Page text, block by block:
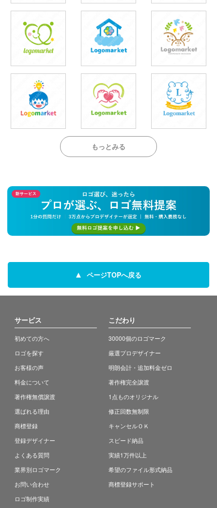
もっとみる
ページTOPへ戻る
サービス
初めての方へ
ロゴを探す
お客様の声
料金について
著作権無償譲渡
選ばれる理由
商標登録
登録デザイナー
よくある質問
業界別ロゴマーク
お問い合わせ
ロゴ制作実績
こだわり
30000個のロゴマーク
厳選プロデザイナー
明朗会計・追加料金ゼロ
著作権完全譲渡
1点ものオリジナル
修正回数無制限
キャンセルＯＫ
スピード納品
実績1万件以上
希望のファイル形式納品
商標登録サポート